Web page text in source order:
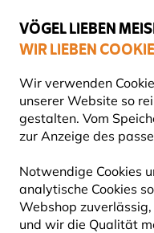
VÖGEL LIEBEN
WIR LIEBEN
Wir verwenden
unserer Website so
gestalten. Vom
zur Anzeige des
Notwendige Cookies
analytische Cookies
Webshop
und wir die Qualität
Top-
Blog Tierarten
IGEL
27 September 2024